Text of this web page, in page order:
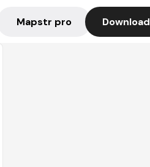
Mapstr pro Download